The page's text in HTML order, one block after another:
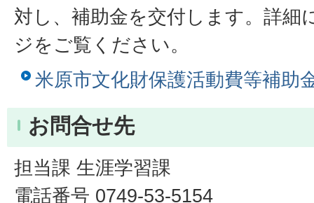
対し、補助金を交付します。詳細
ジをご覧ください。
米原市文化財保護活動費等補助
お問合せ先
担当課 生涯学習課
電話番号 0749-53-5154